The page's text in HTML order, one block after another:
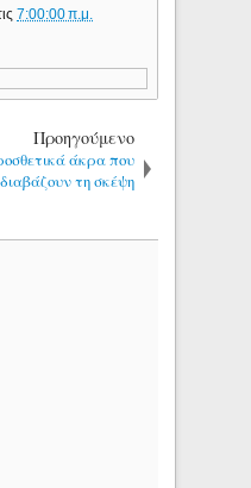
7:00:00 π.μ.
Προηγούμενο
άκρα που
τη σκέψη